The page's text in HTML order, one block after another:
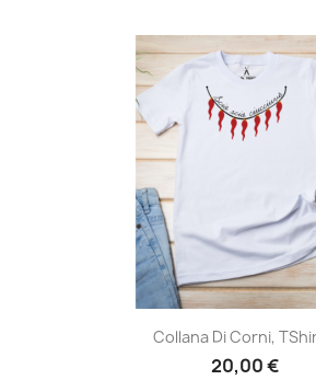
Collana Di Corni,
20,00 €